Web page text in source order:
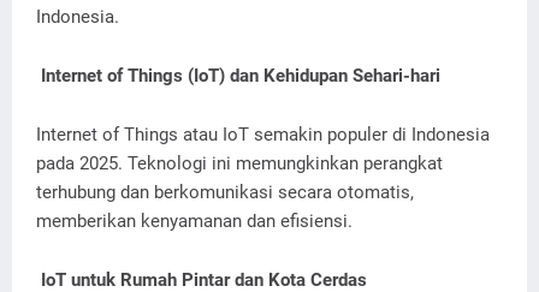
Indonesia.
Internet of Things (IoT) dan Kehidupan Sehari-hari
Internet of Things atau IoT semakin populer di Indonesia
pada 2025. Teknologi ini memungkinkan perangkat
terhubung dan berkomunikasi secara otomatis,
memberikan kenyamanan dan efisiensi.
IoT untuk Rumah Pintar dan Kota Cerdas